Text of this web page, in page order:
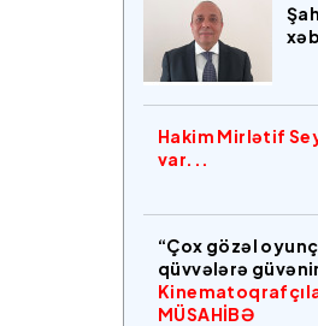
Hakim Mirlətif
var...
“Çox gözəl
qüvvələrə
MÜSAHİBƏ